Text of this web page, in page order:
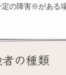
の障害※がある
の種類